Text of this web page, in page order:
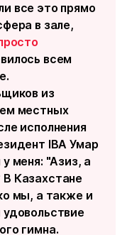
все это прямо
в зале,
всем
из
местных
исполнения
IBA Умар
меня: "Азиз, а
Казахстане
мы, а также и
гимна.